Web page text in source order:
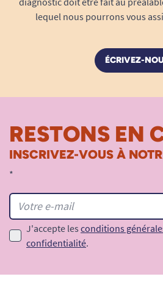
lequel nous pourrons vous
ÉCRIVEZ-
RESTONS EN
INSCRIVEZ-VOUS À
*
J'accepte les conditions
confidentialité.